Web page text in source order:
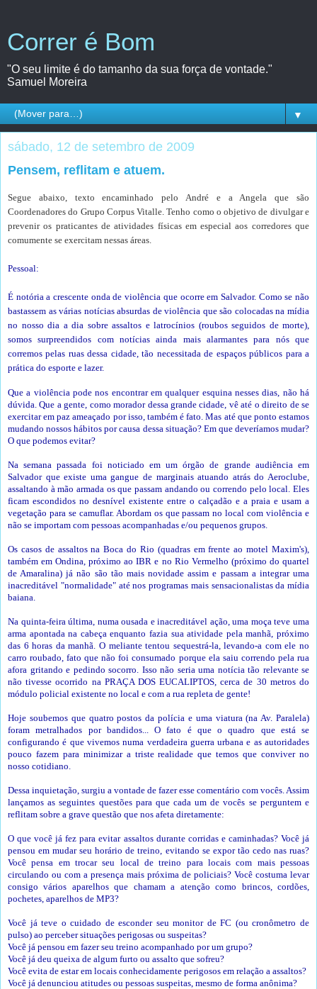
Correr é Bom
"O seu limite é do tamanho da sua força de vontade."
Samuel Moreira
▼
sábado, 12 de setembro de 2009
Pensem, reflitam e atuem.
Segue abaixo, texto encaminhado pelo André e a Angela que são
Coordenadores do Grupo Corpus Vitalle. Tenho como o objetivo de divulgar e
prevenir os praticantes de atividades físicas em especial aos corredores que
comumente se exercitam nessas áreas.
Pessoal:
É notória a crescente onda de violência que ocorre em Salvador. Como se não
bastassem as várias notícias absurdas de violência que são colocadas na mídia
no nosso dia a dia sobre assaltos e latrocínios (roubos seguidos de morte),
somos surpreendidos com notícias ainda mais alarmantes para nós que
corremos pelas ruas dessa cidade, tão necessitada de espaços públicos para a
prática do esporte e lazer.
Que a violência pode nos encontrar em qualquer esquina nesses dias, não há
dúvida. Que a gente, como morador dessa grande cidade, vê até o direito de se
exercitar em paz ameaçado por isso, também é fato. Mas até que ponto estamos
mudando nossos hábitos por causa dessa situação? Em que deveríamos mudar?
O que podemos evitar?
Na semana passada foi noticiado em um órgão de grande audiência em
Salvador que existe uma gangue de marginais atuando atrás do Aeroclube,
assaltando à mão armada os que passam andando ou correndo pelo local. Eles
ficam escondidos no desnível existente entre o calçadão e a praia e usam a
vegetação para se camuflar. Abordam os que passam no local com violência e
não se importam com pessoas acompanhadas e/ou pequenos grupos.
Os casos de assaltos na Boca do Rio (quadras em frente ao motel Maxim's),
também em Ondina, próximo ao IBR e no Rio Vermelho (próximo do quartel
de Amaralina) já não são tão mais novidade assim e passam a integrar uma
inacreditável "normalidade" até nos programas mais sensacionalistas da mídia
baiana.
Na quinta-feira última, numa ousada e inacreditável ação, uma moça teve uma
arma apontada na cabeça enquanto fazia sua atividade pela manhã, próximo
das 6 horas da manhã. O meliante tentou sequestrá-la, levando-a com ele no
carro roubado, fato que não foi consumado porque ela saiu correndo pela rua
afora gritando e pedindo socorro. Isso não seria uma notícia tão relevante se
não tivesse ocorrido na PRAÇA DOS EUCALIPTOS, cerca de 30 metros do
módulo policial existente no local e com a rua repleta de gente!
Hoje soubemos que quatro postos da polícia e uma viatura (na Av. Paralela)
foram metralhados por bandidos... O fato é que o quadro que está se
configurando é que vivemos numa verdadeira guerra urbana e as autoridades
pouco fazem para minimizar a triste realidade que temos que conviver no
nosso cotidiano.
Dessa inquietação, surgiu a vontade de fazer esse comentário com vocês. Assim
lançamos as seguintes questões para que cada um de vocês se perguntem e
reflitam sobre a grave questão que nos afeta diretamente:
O que você já fez para evitar assaltos durante corridas e caminhadas? Você já
pensou em mudar seu horário de treino, evitando se expor tão cedo nas ruas?
Você pensa em trocar seu local de treino para locais com mais pessoas
circulando ou com a presença mais próxima de policiais? Você costuma levar
consigo vários aparelhos que chamam a atenção como brincos, cordões,
pochetes, aparelhos de MP3?
Você já teve o cuidado de esconder seu monitor de FC (ou cronômetro de
pulso) ao perceber situações perigosas ou suspeitas?
Você já pensou em fazer seu treino acompanhado por um grupo?
Você já deu queixa de algum furto ou assalto que sofreu?
Você evita de estar em locais conhecidamente perigosos em relação a assaltos?
Você já denunciou atitudes ou pessoas suspeitas, mesmo de forma anônima?